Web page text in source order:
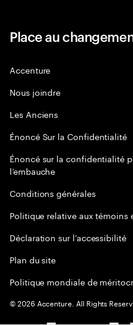
Place au
Accenture
Nous joindre
Les Anciens
Énoncé Sur la Confidentialité
Énoncé sur la confidentialité
l’embauche
Conditions générales
Politique relative aux témoins
Déclaration sur l’accessibilité
Plan du site
Politique mondiale de
©2026 Accenture. All Rights